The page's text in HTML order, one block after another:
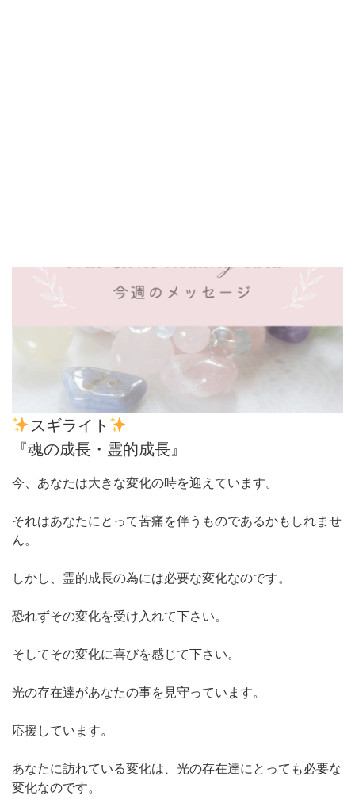
スギライト
『魂の成長・霊的成長』
今、あなたは大きな変化の時を迎えています。
それはあなたにとって苦痛を伴うものであるかもしれませ
ん。
しかし、霊的成長の為には必要な変化なのです。
恐れずその変化を受け入れて下さい。
そしてその変化に喜びを感じて下さい。
光の存在達があなたの事を見守っています。
応援しています。
あなたに訪れている変化は、光の存在達にとっても必要な
変化なのです。